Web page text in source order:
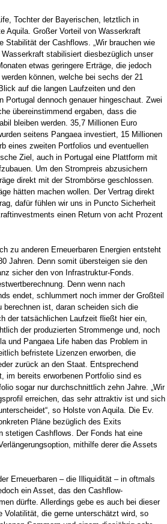
Tochter der Bayerischen, letztlich in
Aquila. Großer Vorteil von Wasserkraft
Stabilität der Cashflows. „Wir brauchen wie
stabilisiert diesbezüglich unser
etwas geringere Erträge, die jedoch
können, welche bei sechs der 21
auf die langen Laufzeiten und den
Portugal dennoch genauer hingeschaut. Zwei
übereinstimmend ergaben, dass die
bleiben werden. 35,7 Millionen Euro
seitens Pangaea investiert, 15 Millionen
eines zweiten Portfolios und eventuellen
Ziel, auch in Portugal eine Plattform mit
Um den Strompreis abzusichern
direkt mit der Strombörse geschlossen.
hätten machen wollen. Der Vertrag direkt
dafür fühlen wir uns in Puncto Sicherheit
einen Return von acht Prozent
zu anderen Erneuerbaren Energien entsteht
Jahren. Denn somit übersteigen sie den
sicher den von Infrastruktur-Fonds.
Denn wenn nach
endet, schlummert noch immer der Großteil
ist, daran scheiden sich die
der tatsächlichen Laufzeit fließt hier ein,
der produzierten Strommenge und, noch
und Pangaea Life haben das Problem in
befristete Lizenzen erworben, die
zurück an den Staat. Entsprechend
im bereits erworbenen Portfolio sind es
sogar nur durchschnittlich zehn Jahre. „Wir
erreichen, das sehr attraktiv ist und sich
so Holste von Aquila. Die Ev.
Pläne bezüglich des Exits
stetigen Cashflows. Der Fonds hat eine
mithilfe derer die Assets
Erneuerbaren – die Illiquidität – in oftmals
ein Asset, das den Cashflow-
dürfte. Allerdings gebe es auch bei dieser
Volatilität, die gerne unterschätzt wird, so